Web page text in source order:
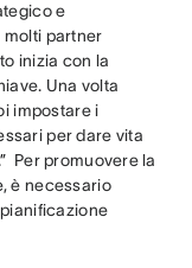
e
molti partner
inizia con la
Una volta
impostare i
per dare vita
Per promuovere la
è necessario